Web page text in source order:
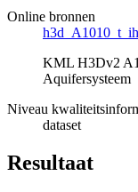
Online bronnen
h3d_A1010_t_ih
KML H3Dv2
Aquifersysteem
Niveau
dataset
Resultaat